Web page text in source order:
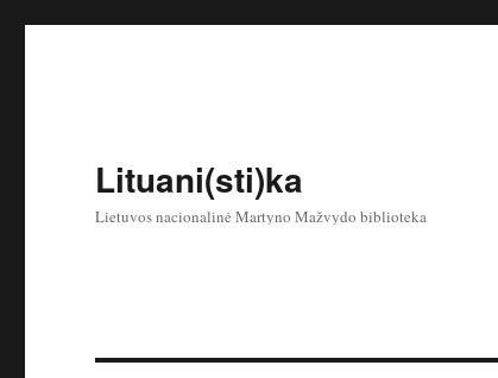
Lituani(sti)ka
Lietuvos nacionalinė Martyno Mažvydo biblioteka